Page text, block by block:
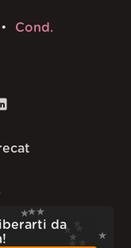
da
Cond.